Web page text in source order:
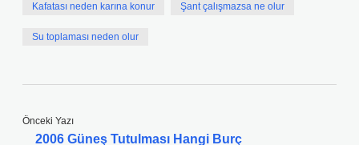
Kafatası neden karına konur Şant çalışmazsa ne olur
Su toplaması neden olur
Önceki Yazı
2006 Güneş Tutulması Hangi Burç